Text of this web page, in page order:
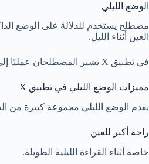
الوضع الليلي
مصطلح يستخدم للدلالة على الوضع
العين أثناء الليل.
في تطبيق X يشير المصطلحان عمليًا إلى نفس الميزة.
مميزات الوضع الليلي في تطبيق X
يقدم الوضع الليلي مجموعة كبيرة من
راحة أكبر للعين
خاصة أثناء القراءة الليلية الطويلة.